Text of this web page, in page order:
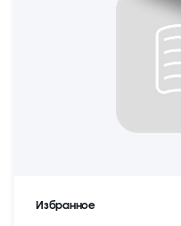
Избранное